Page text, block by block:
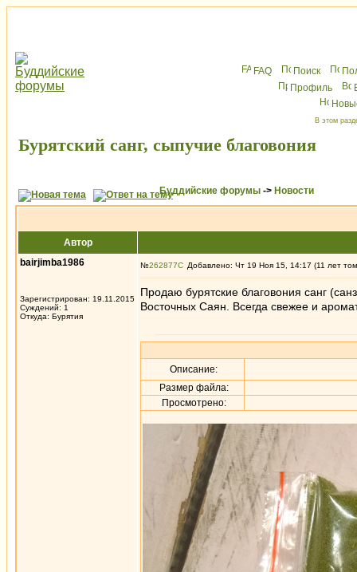
FAQ Поиск
Профиль
В этом
Бурятский санг, сыпучие благовония
Буддийские форумы -> Новости
Автор
bairjimba1986
Зарегистрирован: 19.11.2015
Суждений: 1
Откуда: Бурятия
№262877 Добавлено: Чт 19 Ноя 15, 14:17 (11 лет
Продаю бурятские благовония санг
Восточных Саян. Всегда свежее и
Описание:
Размер файла:
Просмотрено: